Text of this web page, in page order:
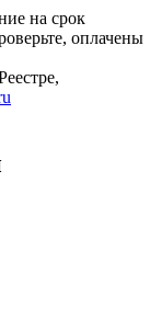
на срок
оплачены